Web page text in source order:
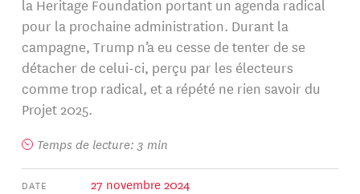
la Heritage Foundation portant un agenda radical
pour la prochaine administration. Durant la
campagne, Trump n’a eu cesse de tenter de se
détacher de celui-ci, perçu par les électeurs
comme trop radical, et a répété ne rien savoir du
Projet 2025.
Temps de lecture: 3 min
DATE 27 novembre 2024